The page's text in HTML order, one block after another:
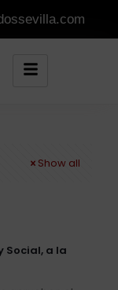
Show all
Social, a la